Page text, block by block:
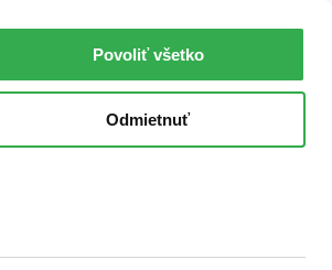
Povoliť všetko
Odmietnuť